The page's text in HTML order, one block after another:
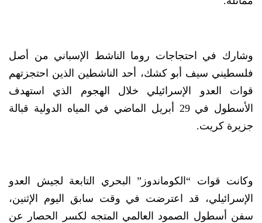
وشارك في احتجاجات روما الناشط الإسباني من أصل
فلسطيني سيف أبو كشك، أحد الناشطين الذين احتجزتهم
قوات العدو الإسرائيلي خلال الهجوم الذي استهدف
الأسطول في 29 أبريل الماضي في المياه الدولية قبالة
جزيرة كريت.
وكانت قوات “الكوماندوز” البحري التابعة لجيش العدو
الإسرائيلي، قد اعترضت في وقت سابق اليوم الإثنين،
سفن أسطول الصمود العالمي المتجه لكسر الحصار عن